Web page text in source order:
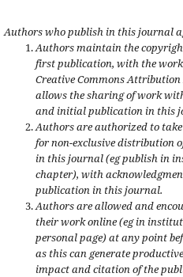
Authors who publish in this journal
Authors maintain the
first publication, with the
Creative Commons
allows the sharing of work
and initial publication in this
Authors are authorized to
for non-exclusive distribution
in this journal (eg publish in
chapter), with
publication in this journal.
Authors are allowed and
their work online (eg in
personal page) at any point
as this can generate
impact and citation of the